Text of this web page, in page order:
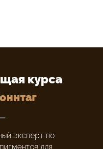
курса
эксперт по
для